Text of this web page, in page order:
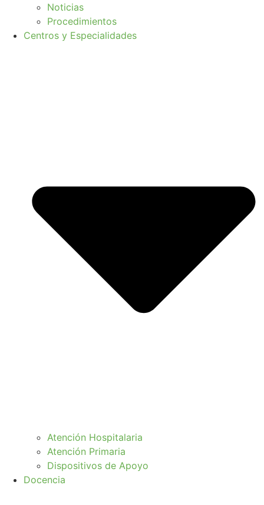
Noticias
Procedimientos
Centros y Especialidades
Atención Hospitalaria
Atención Primaria
Dispositivos de Apoyo
Docencia